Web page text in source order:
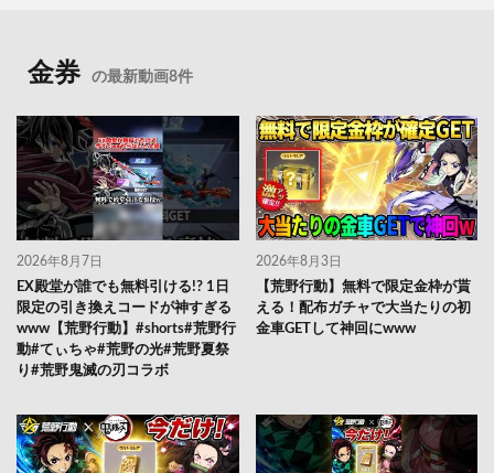
金券 の最新動画8件
2026年8月7日
EX殿堂が誰でも無料引ける!? 1日
限定の引き換えコードが神すぎる
www【荒野行動】#shorts#荒野行
動#てぃちゃ#荒野の光#荒野夏祭
り#荒野鬼滅の刃コラボ
2026年8月3日
【荒野行動】無料で限定金枠が貰
える！配布ガチャで大当たりの初
金車GETして神回にwww